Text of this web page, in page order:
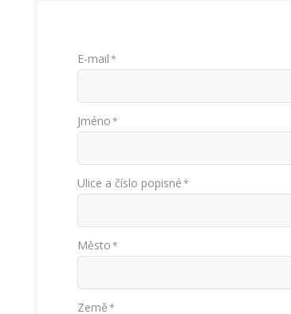
E-mail*
Jméno*
Ulice a číslo popisné*
Město*
Země*